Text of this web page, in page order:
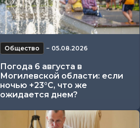
Общество − 05.08.2026
Погода 6 августа в
Могилевской области: если
ночью +23°С, что же
ожидается днем?